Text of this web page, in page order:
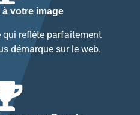
à votre image
qui reflète parfaitement
démarque sur le web.